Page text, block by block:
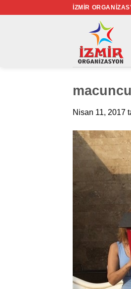
İZMIR
Nisan 11, 2017